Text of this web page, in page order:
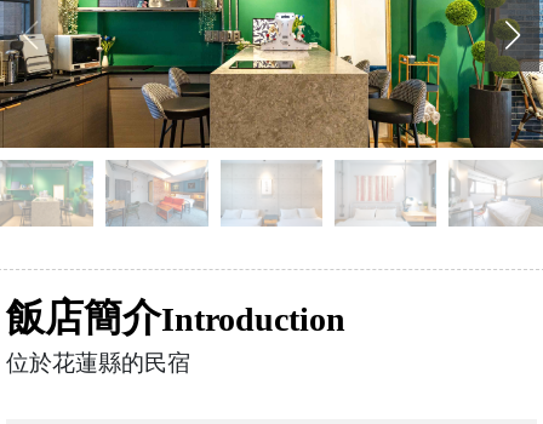
飯店簡介Introduction
位於花蓮縣的民宿